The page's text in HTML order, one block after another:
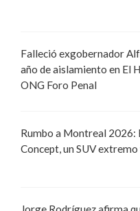
Falleció exgobernador
año de aislamiento en El
ONG Foro Penal
Rumbo a Montreal 2026:
Concept, un SUV